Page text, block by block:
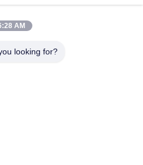
Σκληραίνοντας
AM
looking for?